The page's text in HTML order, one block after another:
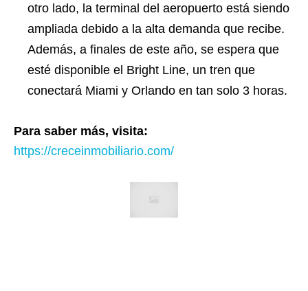
otro lado, la terminal del aeropuerto está siendo
ampliada debido a la alta demanda que recibe.
Además, a finales de este año, se espera que
esté disponible el Bright Line, un tren que
conectará Miami y Orlando en tan solo 3 horas.
Para saber más, visita:
https://creceinmobiliario.com/